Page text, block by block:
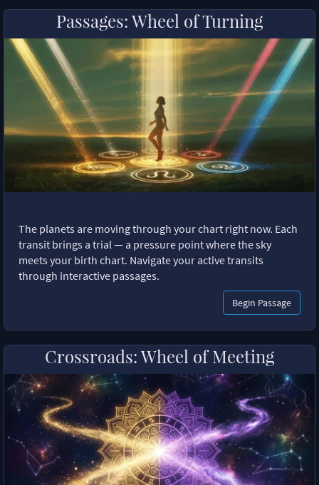
Passages: Wheel of Turning
The planets are moving through your chart right now. Each
transit brings a trial — a pressure point where the sky
meets your birth chart. Navigate your active transits
through interactive passages.
Begin Passage
Crossroads: Wheel of Meeting